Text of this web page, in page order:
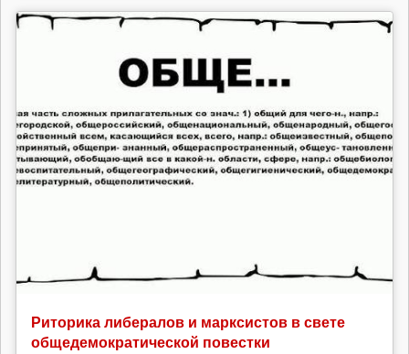
Риторика либералов и марксистов в свете
общедемократической повестки